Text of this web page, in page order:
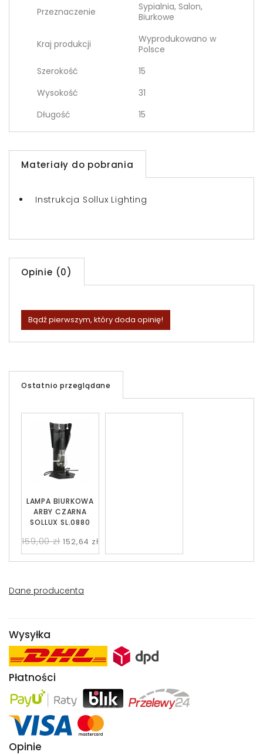
Przeznaczenie
Sypialnia, Salon,
Biurkowe
Kraj produkcji
Wyprodukowano w
Polsce
Szerokość
15
Wysokość
31
Długość
15
Materiały do pobrania
Instrukcja Sollux Lighting
Opinie (0)
Bądź pierwszym, który doda opinię!
Ostatnio przeglądane
LAMPA BIURKOWA
ARBY CZARNA
SOLLUX SL.0880
159,00 zł 152,64 zł
Dane producenta
Wysyłka
Płatności
Opinie